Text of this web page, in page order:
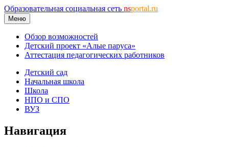
Образовательная социальная сеть nsportal.ru
Меню
Обзор возможностей
Детский проект «Алые паруса»
Аттестация педагогических работников
Детский сад
Начальная школа
Школа
НПО и СПО
ВУЗ
Навигация